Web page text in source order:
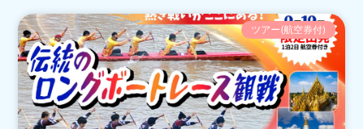
ツアー(航空券付)